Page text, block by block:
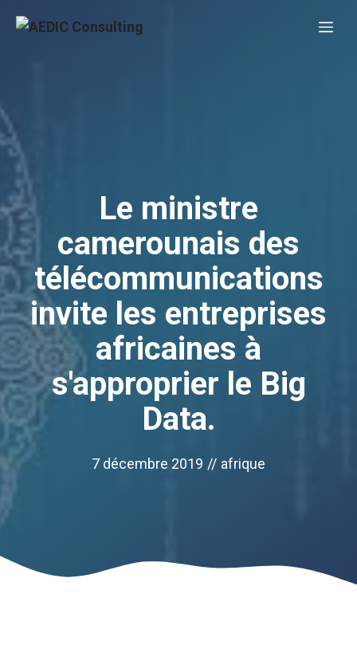
Le ministre
camerounais des
télécommunications
invite les entreprises
africaines à
s'approprier le Big
Data.
7 décembre 2019 // afrique